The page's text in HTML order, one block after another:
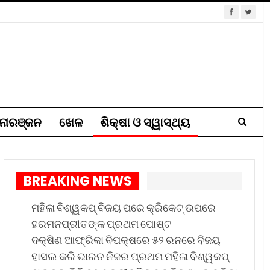
ଖେଳ
ଶିକ୍ଷା ଓ ସ୍ୱାସ୍ଥ୍ୟ
BREAKING NEWS
ମହିଳା ବିଶ୍ୱକପ୍ ବିଜୟ ପରେ କ୍ରିକେଟ୍ ଉପରେ
ହରମନପ୍ରୀତଙ୍କ ପ୍ରଥମ ପୋଷ୍ଟ
ଦକ୍ଷିଣ ଆଫ୍ରିକା ବିପକ୍ଷରେ ୫୨ ରନରେ ବିଜୟ
ହାସଲ କରି ଭାରତ ନିଜର ପ୍ରଥମ ମହିଳା ବିଶ୍ୱକପ୍